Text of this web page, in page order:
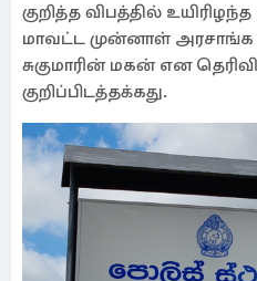
குறித்த விபத்தில்
மாவட்ட முன்னாள்
சுகுமாரின் மகன் என
குறிப்பிடத்தக்கது.